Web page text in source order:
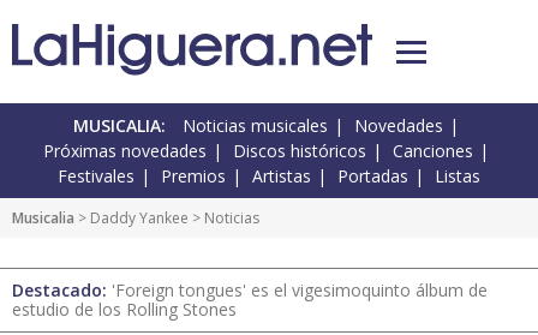
MUSICALIA: Noticias musicales
Novedades
Próximas novedades
Discos históricos
Canciones
Festivales
Premios Artistas Portadas Listas
Musicalia > Daddy Yankee > Noticias
Destacado: 'Foreign tongues' es el vigesimoquinto álbum de
estudio de los Rolling Stones